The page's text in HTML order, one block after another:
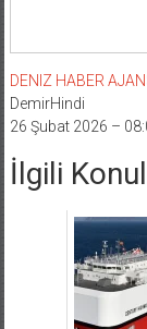
DENIZ HABER
DemirHindi
26 Şubat 2026 –
İlgili